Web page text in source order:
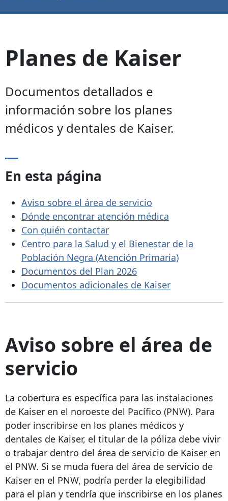
Planes de Kaiser
Documentos detallados e
información sobre los planes
médicos y dentales de Kaiser.
En esta página
Aviso sobre el área de servicio
Dónde encontrar atención médica
Con quién contactar
Centro para la Salud y el Bienestar de la
Población Negra (Atención Primaria)
Documentos del Plan 2026
Documentos adicionales de Kaiser
Aviso sobre el área de
servicio
La cobertura es específica para las instalaciones
de Kaiser en el noroeste del Pacífico (PNW). Para
poder inscribirse en los planes médicos y
dentales de Kaiser, el titular de la póliza debe vivir
o trabajar dentro del área de servicio de Kaiser en
el PNW. Si se muda fuera del área de servicio de
Kaiser en el PNW, podría perder la elegibilidad
para el plan y tendría que inscribirse en los planes